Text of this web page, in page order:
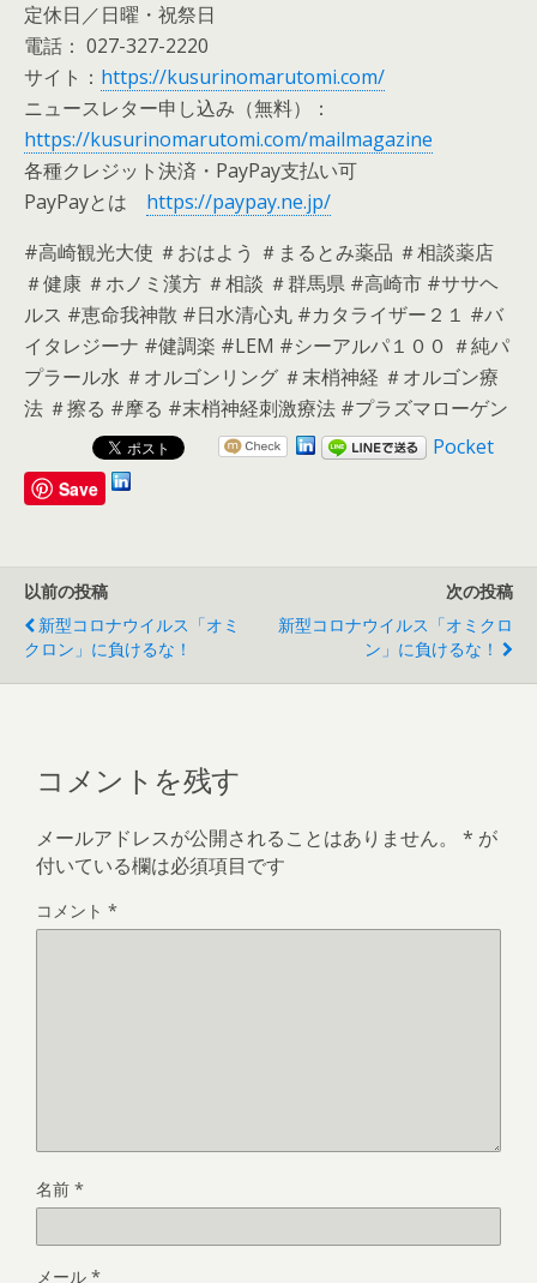
定休日／日曜・祝祭日
電話： 027-327-2220
サイト： https://kusurinomarutomi.com/
ニュースレター申し込み（無料）：
https://kusurinomarutomi.com/mailmagazine
各種クレジット決済・PayPay支払い可
PayPayとは https://paypay.ne.jp/
#高崎観光大使 ＃おはよう ＃まるとみ薬品 ＃相談薬店
＃健康 ＃ホノミ漢方 ＃相談 ＃群馬県 #高崎市 #ササヘ
ルス #恵命我神散 #日水清心丸 #カタライザー２１ #バ
イタレジーナ #健調楽 #LEM #シーアルパ１００ ＃純パ
プラール水 ＃オルゴンリング ＃末梢神経 ＃オルゴン療
法 ＃擦る #摩る #末梢神経刺激療法 #プラズマローゲン
Pocket
Save
以前の投稿
新型コロナウイルス「オミ
クロン」に負けるな！
次の投稿
新型コロナウイルス「オミクロ
ン」に負けるな！
コメントを残す
メールアドレスが公開されることはありません。 * が
付いている欄は必須項目です
コメント *
名前 *
メール *